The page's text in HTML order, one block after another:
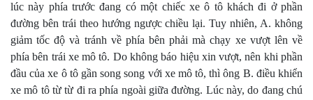
lúc này phía trước đang có một chiếc xe ô tô khách đi ở phần
đường bên trái theo hướng ngược chiều lại. Tuy nhiên, A. không
giảm tốc độ và tránh về phía bên phải mà chạy xe vượt lên về
phía bên trái xe mô tô. Do không báo hiệu xin vượt, nên khi phần
đầu của xe ô tô gần song song với xe mô tô, thì ông B. điều khiển
xe mô tô từ từ đi ra phía ngoài giữa đường. Lúc này, do đang chú